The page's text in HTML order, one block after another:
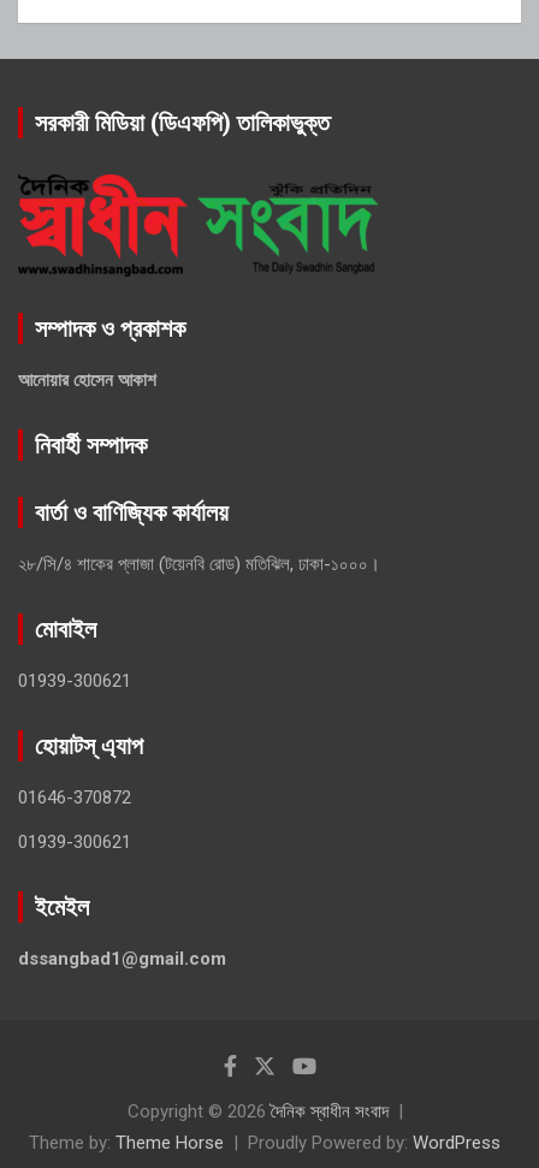
সরকারী মিডিয়া (ডিএফপি) তালিকাভুক্ত
সম্পাদক ও প্রকাশক
আনোয়ার হোসেন আকাশ
নিবার্হী সম্পাদক
বার্তা ও বাণিজ্যিক কার্যালয়
২৮/সি/৪ শাকের প্লাজা (টয়েনবি রোড) মতিঝিল, ঢাকা-১০০০।
মোবাইল
01939-300621
হোয়াটস্ এ্যাপ
01646-370872
01939-300621
ইমেইল
dssangbad1@gmail.com
Copyright © 2026দৈনিক স্বাধীন সংবাদ
Theme by: Theme Horse Proudly Powered by: WordPress